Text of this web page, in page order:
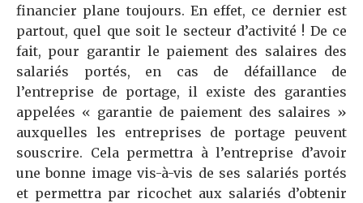
financier plane toujours. En effet, ce dernier est
partout, quel que soit le secteur d’activité ! De ce
fait, pour garantir le paiement des salaires des
salariés portés, en cas de défaillance de
l’entreprise de portage, il existe des garanties
appelées « garantie de paiement des salaires »
auxquelles les entreprises de portage peuvent
souscrire. Cela permettra à l’entreprise d’avoir
une bonne image vis-à-vis de ses salariés portés
et permettra par ricochet aux salariés d’obtenir